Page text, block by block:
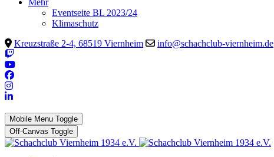
Mehr
Eventseite BL 2023/24
Klimaschutz
Kreuzstraße 2-4, 68519 Viernheim
info@schachclub-viernheim.de
Mobile Menu Toggle
Off-Canvas Toggle